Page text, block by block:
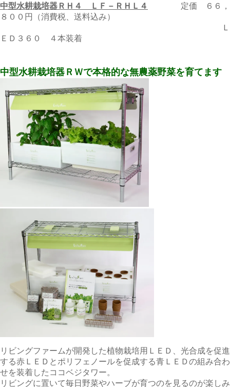
中型水耕栽培器ＲＨ４ ＬＦ－ＲＨＬ４
定価 ６６，
８００円（消費税、送料込み）
Ｌ
ＥＤ３６０ ４本装着
中型水耕栽培器ＲＷで本格的な無農薬野菜を育てます
リビングファームが開発した植物栽培用ＬＥＤ、光合成を促進
する赤ＬＥＤとポリフェノールを促成する青ＬＥＤの組み合わ
せを装着したココベジタワー。
リビングに置いて毎日野菜やハーブが育つのを見るのが楽しみ